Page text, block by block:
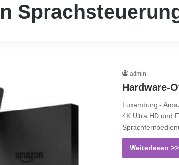
admin
Hardware-
Luxemburg -
4K Ultra HD und
Weiterlesen >>